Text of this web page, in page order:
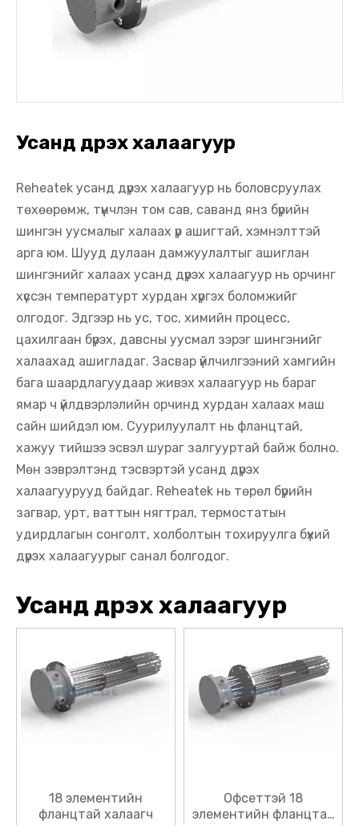
Усанд дүрэх халаагуур
Reheatek усанд дүрэх халаагуур нь боловсруулах
төхөөрөмж, түүнчлэн том сав, саванд янз бүрийн
шингэн уусмалыг халаах үр ашигтай, хэмнэлттэй
арга юм. Шууд дулаан дамжуулалтыг ашиглан
шингэнийг халаах усанд дүрэх халаагуур нь орчинг
хүссэн температурт хурдан хүргэх боломжийг
олгодог. Эдгээр нь ус, тос, химийн процесс,
цахилгаан бүрэх, давсны уусмал зэрэг шингэнийг
халаахад ашигладаг. Засвар үйлчилгээний хамгийн
бага шаардлагуудаар живэх халаагуур нь бараг
ямар ч үйлдвэрлэлийн орчинд хурдан халаах маш
сайн шийдэл юм. Суурилуулалт нь фланцтай,
хажуу тийшээ эсвэл шураг залгууртай байж болно.
Мөн зэврэлтэнд тэсвэртэй усанд дүрэх
халаагуурууд байдаг. Reheatek нь төрөл бүрийн
загвар, урт, ваттын нягтрал, термостатын
удирдлагын сонголт, холболтын тохируулга бүхий
дүрэх халаагуурыг санал болгодог.
Усанд дүрэх халаагуур
18 элементийн
фланцтай халаагч
Офсеттэй 18
элементийн фланцтай